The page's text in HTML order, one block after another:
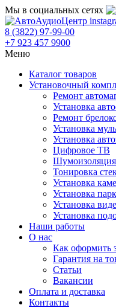
Мы в социальных сетях
8 (3822) 97-99-00
+7 923 457 9900
Меню
Каталог товаров
Установочный
Ремонт
Установка
Ремонт
Установка
Установка
Цифровое ТВ
Тонировка
Установка
Установка
Установка
Установка
Наши работы
О нас
Как оформить
Гарантия на
Статьи
Вакансии
Оплата и доставка
Контакты